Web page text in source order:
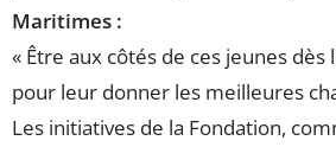
Maritimes :
« Être aux côtés de ces jeunes
pour leur donner les meilleures
Les initiatives de la Fondation,